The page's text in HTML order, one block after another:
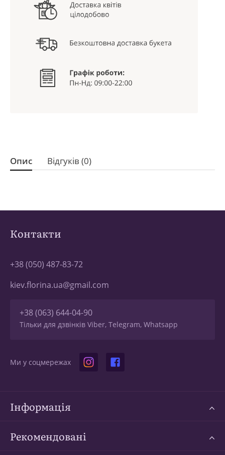
Опис Відгуків (0)
Контакти
+38 (050) 487-83-72
kiev.florina.ua@gmail.com
+38 (063) 644-04-90
Тільки для дзвінків Viber, Telegram, Whatsapp
Ми у соцмережах
Інформація
Рекомендовані